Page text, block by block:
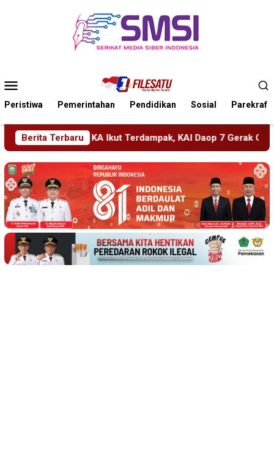
Mobile
Peristiwa Pemerintahan Pendidikan Sosial Parekraf
Berita Terbaru
KAI Daop 7 Gerak Cepat Pulihkan Layanan PMR